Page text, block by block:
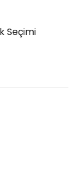
Seçimi